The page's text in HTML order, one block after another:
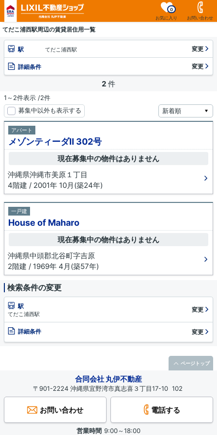
お気に入り
0
お問い合わせ
てだこ浦西駅周辺の賃貸居住用一覧
駅 てだこ浦西駅 変更
詳細条件 変更
2 件
1～2件表示 /2件
募集中以外も表示する
アパート
メゾンティーダⅡ 302号
現在募集中の物件はありません
沖縄県沖縄市美原１丁目
4階建 / 2001年 10月(築24年)
一戸建
House of Maharo
現在募集中の物件はありません
沖縄県中頭郡北谷町字吉原
2階建 / 1969年 4月(築57年)
検索条件の変更
駅
てだこ浦西駅
変更
詳細条件 変更
合同会社 丸伊不動産
〒901-2224 沖縄県宜野湾市真志喜３丁目17-10 102
お問い合わせ 電話する
営業時間 9:00～18:00
ページトップ